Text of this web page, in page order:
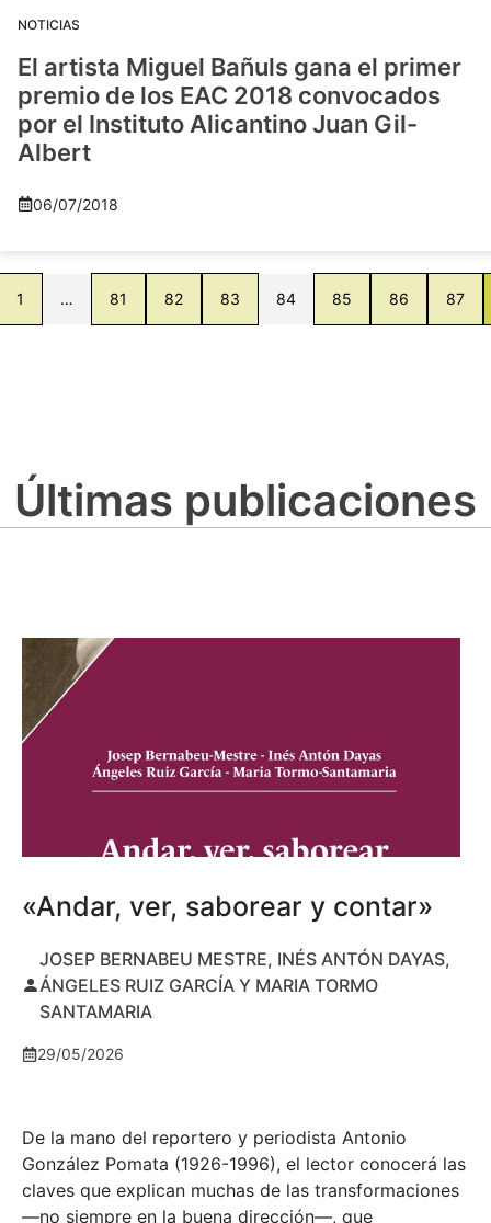
NOTICIAS
El artista Miguel Bañuls gana el primer
premio de los EAC 2018 convocados
por el Instituto Alicantino Juan Gil-
Albert
06/07/2018
1 … 81 82 83 84 85 86 87
Últimas publicaciones
«Andar, ver, saborear y contar»
JOSEP BERNABEU MESTRE, INÉS ANTÓN DAYAS,
ÁNGELES RUIZ GARCÍA Y MARIA TORMO
SANTAMARIA
29/05/2026
De la mano del reportero y periodista Antonio
González Pomata (1926-1996), el lector conocerá las
claves que explican muchas de las transformaciones
—no siempre en la buena dirección—, que